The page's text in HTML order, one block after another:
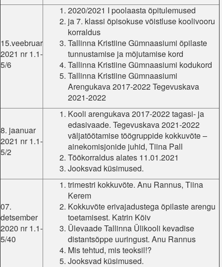
15.veebruar
2021 nr 1.1-
5/6
2020/2021 I poolaasta õpitulemused
ja 7. klassi õpisokuse võistluse koolivooru
korraldus
Tallinna Kristiine Gümnaasiumi õpilaste
tunnustamise ja mõjutamise kord
Tallinna Kristiine Gümnaasiumi kodukord
Tallinna Kristiine Gümnaasiumi
Arengukava 2017-2022 Tegevuskava
2021-2022
8. jaanuar
2021 nr 1.1-
5/2
Kooli arengukava 2017-2022 tagasi- ja
edasivaade. Tegevuskava 2021-2022
väljatöötamise töögruppide kokkuvõte –
ainekomisjonide juhid, Tiina Pall
Töökorraldus alates 11.01.2021
Jooksvad küsimused.
07.
detsember
2020 nr 1.1-
5/40
trimestri kokkuvõte. Anu Rannus, Tiina
Kerem
Kokkuvõte erivajadustega õpilaste arengu
toetamisest. Katrin Kõiv
Ülevaade Tallinna Ülikooli kevadise
distantsõppe uuringust. Anu Rannus
Mis tehtud, mis teoksil!?
Jooksvad küsimused.